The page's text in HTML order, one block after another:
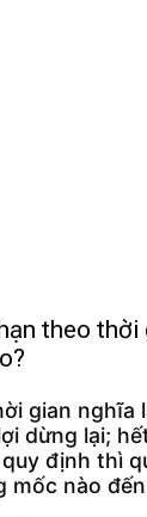
theo thời
gian nghĩa
dừng lại;
định thì
mốc nào